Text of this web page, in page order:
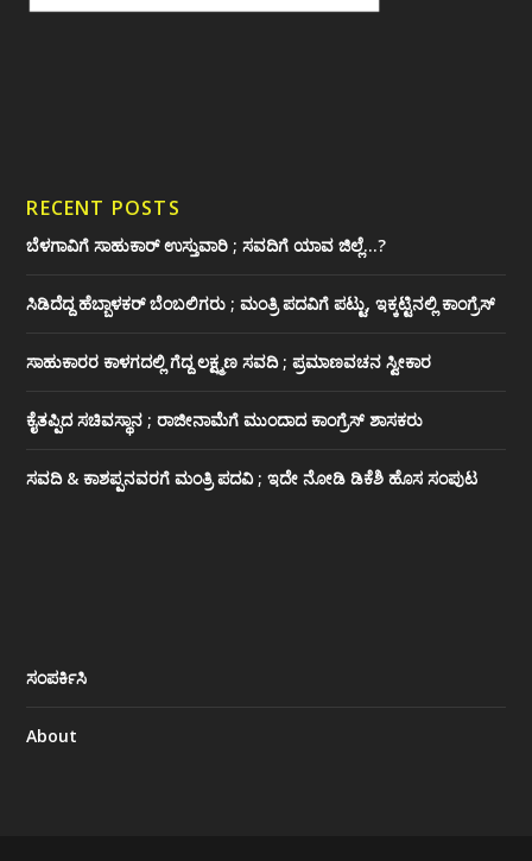
RECENT POSTS
ಬೆಳಗಾವಿಗೆ ಸಾಹುಕಾರ್ ಉಸ್ತುವಾರಿ ; ಸವದಿಗೆ ಯಾವ ಜಿಲ್ಲೆ…?
ಸಿಡಿದೆದ್ದ ಹೆಬ್ಬಾಳಕರ್ ಬೆಂಬಲಿಗರು ; ಮಂತ್ರಿ ಪದವಿಗೆ ‌ಪಟ್ಟು, ಇಕ್ಕಟ್ಟಿನಲ್ಲಿ ಕಾಂಗ್ರೆಸ್
ಸಾಹುಕಾರರ ಕಾಳಗದಲ್ಲಿ ಗೆದ್ದ ಲಕ್ಷ್ಮಣ ಸವದಿ ; ಪ್ರಮಾಣವಚನ ಸ್ವೀಕಾರ
ಕೈತಪ್ಪಿದ ಸಚಿವಸ್ಥಾನ ; ರಾಜೀನಾಮೆಗೆ ಮುಂದಾದ ಕಾಂಗ್ರೆಸ್ ‌ಶಾಸಕರು
ಸವದಿ & ಕಾಶಪ್ಪನವರಗೆ ಮಂತ್ರಿ ಪದವಿ ; ಇದೇ ನೋಡಿ‌ ಡಿಕೆಶಿ ಹೊಸ ಸಂಪುಟ
ಸಂಪರ್ಕಿಸಿ
About